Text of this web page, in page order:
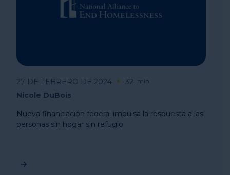
27 DE FEBRERO DE 2024 32 min
Nicole DuBois
Nueva financiación federal impulsa la respuesta a las
personas sin hogar sin refugio